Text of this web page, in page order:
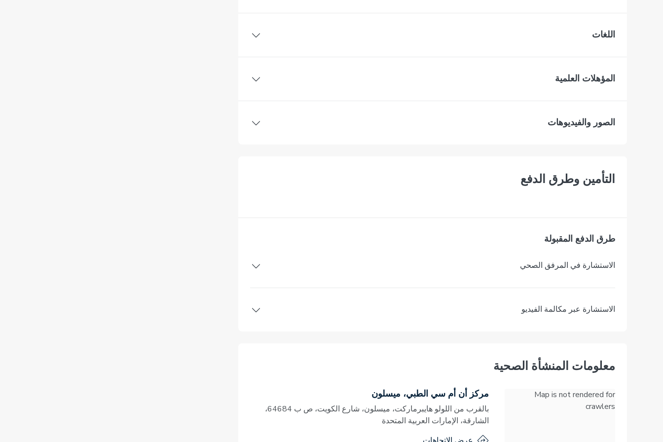
اللغات
المؤهلات العلمية
الصور والفيديوهات
التأمين وطرق الدفع
طرق الدفع المقبولة
الاستشارة في المرفق الصحي
الاستشارة عبر مكالمة الفيديو
معلومات المنشأة الصحية
Map is not rendered for
crawlers
مركز أن أم سي الطبي، ميسلون
بالقرب من اللولو هايبرماركت، ميسلون، شارع الكويت، ص ب 64684،
الشارقة، الإمارات العربية المتحدة